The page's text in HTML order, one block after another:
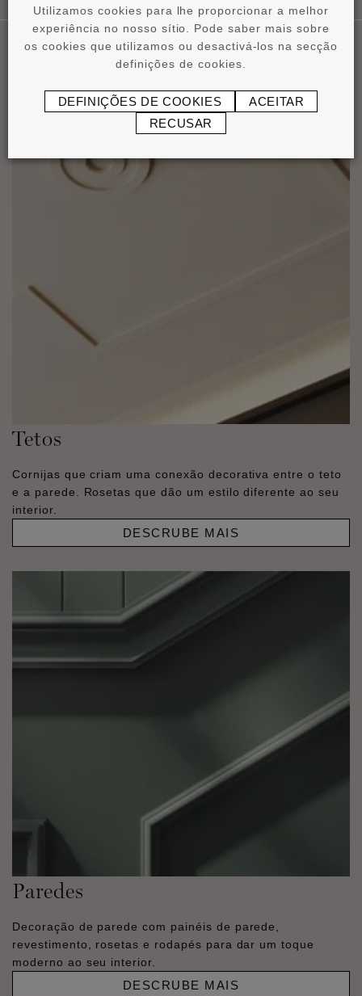
Tetos
Cornijas que criam uma conexão decorativa entre o teto
e a parede. Rosetas que dão um estilo diferente ao seu
interior.
DESCRUBE MAIS
Paredes
Decoração de parede com painéis de parede,
revestimento, rosetas e rodapés para dar um toque
moderno ao seu interior.
DESCRUBE MAIS
Utilizamos cookies para lhe proporcionar a melhor
experiência no nosso sítio. Pode saber mais sobre
os cookies que utilizamos ou desactivá-los na secção
definições de cookies.
DEFINIÇÕES DE COOKIES
ACEITAR
RECUSAR